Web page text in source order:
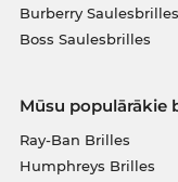
Burberry Saulesbrilles
Boss Saulesbrilles
Mūsu populārākie
Ray-Ban Brilles
Humphreys Brilles